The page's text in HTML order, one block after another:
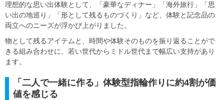
理想的な思い出体験として、「豪華なディナー」「海外旅行」「思
い出の地巡り」「形として残るものづくり」など、体験と記念品の
両立へのニーズが浮かび上がりました。
物として残るアイテムと、時間や体験そのものを振り返ることがで
きる組み合わせに、若い世代からミドル世代まで幅広い支持があり
ます。
「二人で一緒に作る」体験型指輪作りに約4割が価
値を感じる